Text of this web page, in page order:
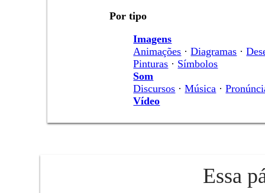
Por tipo
Imagens
Animações ·Diagramas ·
Pinturas · Símbolos
Som
Discursos ·Música ·
Vídeo
Essa